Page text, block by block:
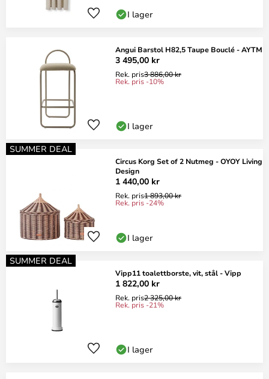
I lager
Angui Barstol H82,5 Taupe Bouclé - AYTM
3 495,00 kr
Rek. pris3 886,00 kr
Rek. pris -10%
I lager
SUMMER DEAL
Circus Korg Set of 2 Nutmeg - OYOY Living
Design
1 440,00 kr
Rek. pris1 893,00 kr
Rek. pris -24%
I lager
SUMMER DEAL
Vipp11 toalettborste, vit, stål - Vipp
1 822,00 kr
Rek. pris2 325,00 kr
Rek. pris -21%
I lager